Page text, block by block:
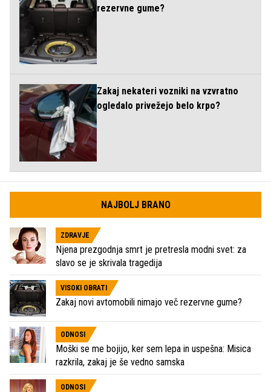
rezervne gume?
Zakaj nekateri vozniki na vzvratno
ogledalo privežejo belo krpo?
NAJBOLJ BRANO
ZDRAVJE
Njena prezgodnja smrt je pretresla modni svet: za
slavo se je skrivala tragedija
VISOKI OBRATI
Zakaj novi avtomobili nimajo več rezervne gume?
ODNOSI
Moški se me bojijo, ker sem lepa in uspešna: Misica
razkrila, zakaj je še vedno samska
ODNOSI